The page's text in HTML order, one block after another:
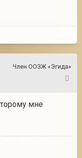
Член ООЗЖ «Эгида»
мне